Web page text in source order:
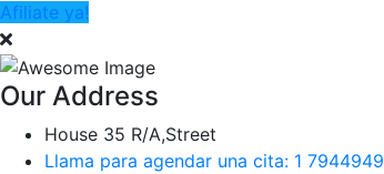
Afiliate ya!
Our Address
House 35 R/A,Street
Llama para agendar una cita: 1 7944949